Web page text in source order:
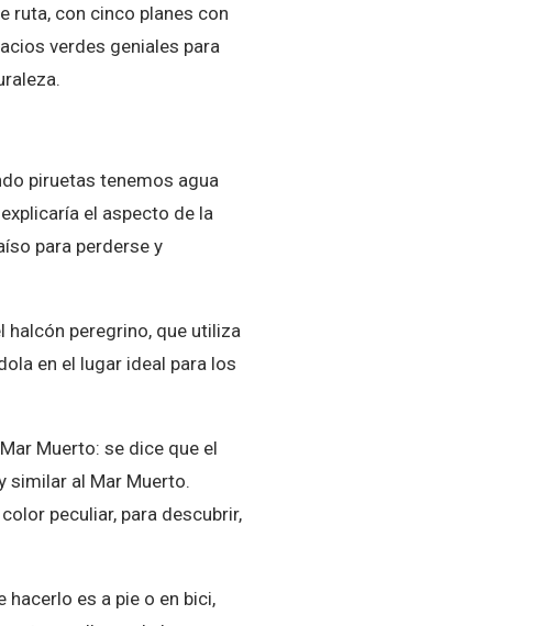
ruta, con cinco planes con
verdes geniales para
piruetas tenemos agua
el aspecto de la
para perderse y
halcón peregrino, que utiliza
en el lugar ideal para los
Muerto: se dice que el
similar al Mar Muerto.
peculiar, para descubrir,
hacerlo es a pie o en bici,